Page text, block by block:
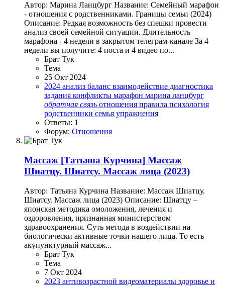
Автор: Марина Ланцбург Название: Семейный марафон
- отношения с родственниками. Границы семьи (2024)
Описание: Редкая возможность без спешки провести
анализ своей семейной ситуации. Длительность
марафона - 4 недели в закрытом телеграм-канале За 4
недели вы получите: 4 поста и 4 видео по...
Брат Тук
Тема
25 Окт 2024
2024 анализ баланс взаимодействие диагностика
задания конфликты марафон марина ланцбург
обратная связь отношения правила психология
родственники семья упражнения
Ответы: 1
Форум: Отношения
Массаж [Татьяна Курчина] Массаж
Шиатцу. Шиатсу. Массаж лица (2023)
Автор: Татьяна Курчина Название: Массаж Шиатцу.
Шиатсу. Массаж лица (2023) Описание: Шиатцу –
японская методика омоложения, лечения и
оздоровления, признанная министерством
здравоохранения. Суть метода в воздействии на
биологически активные точки нашего лица. То есть
акупунктурный массаж...
Брат Тук
Тема
7 Окт 2024
2023 антивозрастной видеоматериалы здоровье и